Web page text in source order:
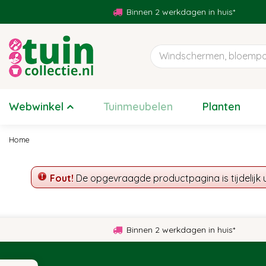
Home
Binnen 2 werkdagen in huis*
Webwinkel Tuinmeubelen Planten
Fout! De opgevraagde productpagina is tijdelijk
Binnen 2 werkdagen in huis*